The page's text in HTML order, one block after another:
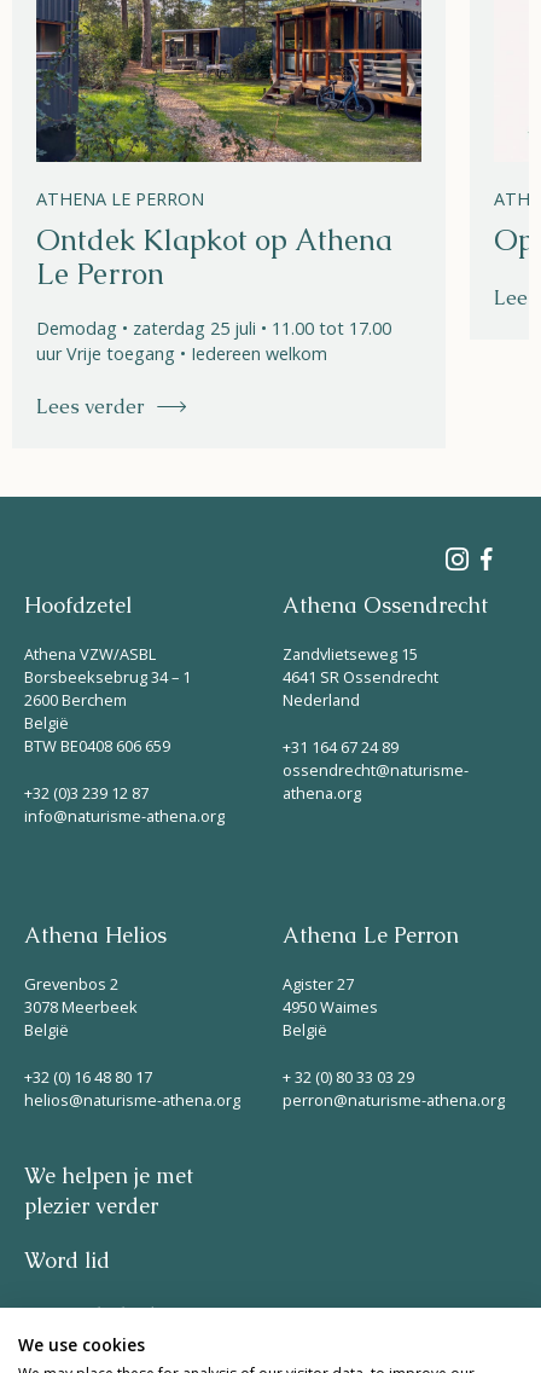
ATHENA LE PERRON
Ontdek Klapkot op Athena
Le Perron
Demodag • zaterdag 25 juli • 11.00 tot 17.00
uur Vrije toegang • Iedereen welkom
Lees verder
Hoofdzetel
Athena VZW/ASBL
Borsbeeksebrug 34 – 1
2600 Berchem
België
BTW BE0408 606 659
+32 (0)3 239 12 87
info@naturisme-athena.org
Athena Ossendrecht
Zandvlietseweg 15
4641 SR Ossendrecht
Nederland
+31 164 67 24 89
ossendrecht@naturisme-
athena.org
Athena Helios
Grevenbos 2
3078 Meerbeek
België
+32 (0) 16 48 80 17
helios@naturisme-athena.org
Athena Le Perron
Agister 27
4950 Waimes
België
+ 32 (0) 80 33 03 29
perron@naturisme-athena.org
We helpen je met
plezier verder
Word lid
Privacybeleid
We use cookies